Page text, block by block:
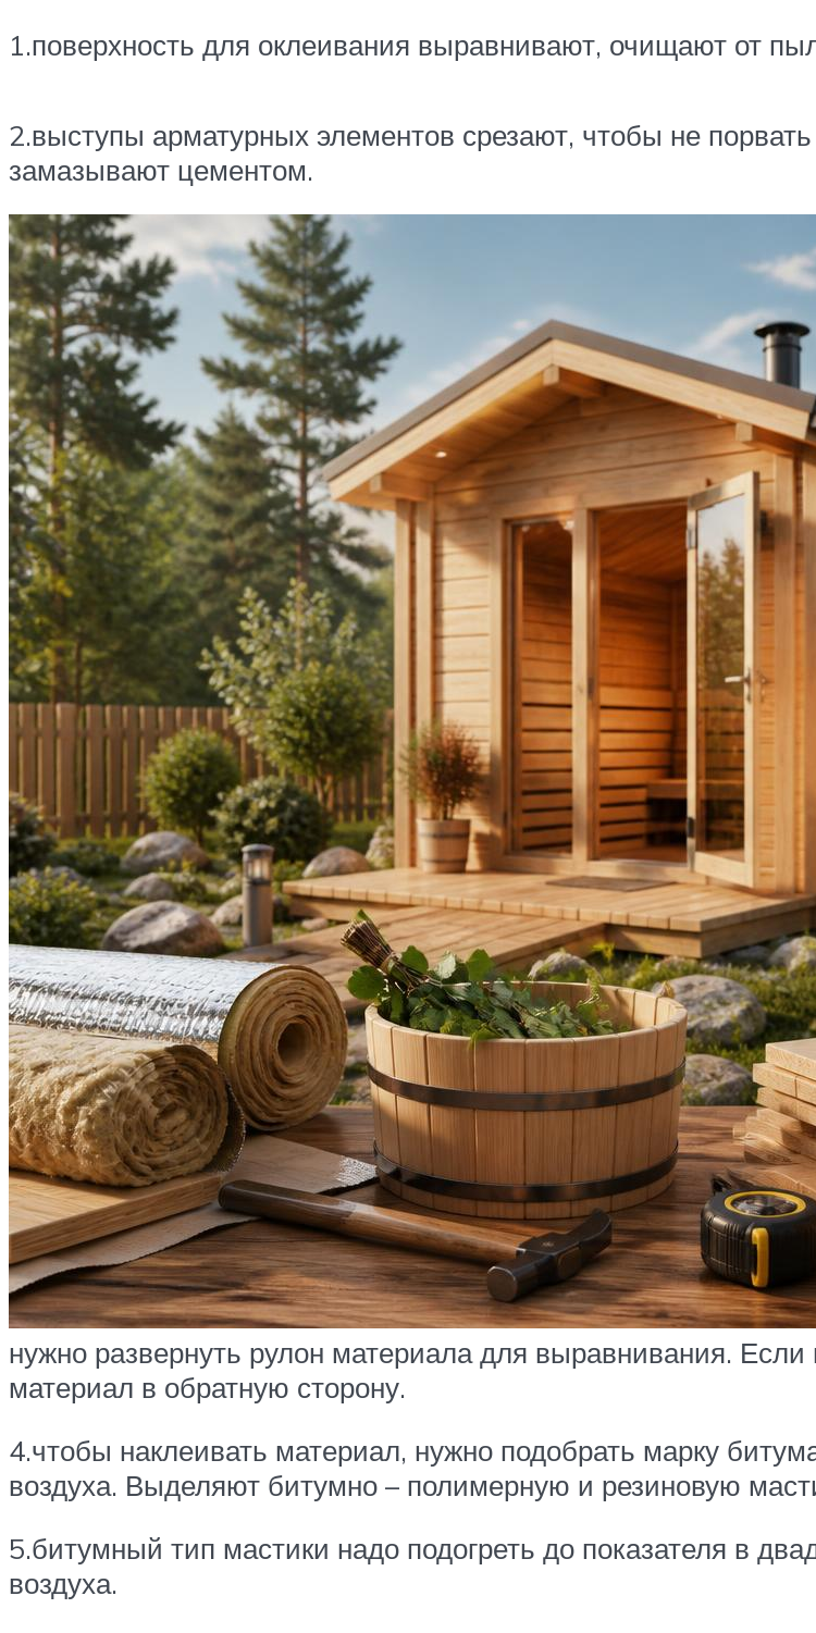
1.поверхность для оклеивания выравнивают, очищают от
2.выступы арматурных элементов срезают, чтобы не
замазывают цементом.
нужно развернуть рулон материала для выравнивания. Если
материал в обратную сторону.
4.чтобы наклеивать материал, нужно подобрать марку
воздуха. Выделяют битумно – полимерную и резиновую
5.битумный тип мастики надо подогреть до показателя в
воздуха.